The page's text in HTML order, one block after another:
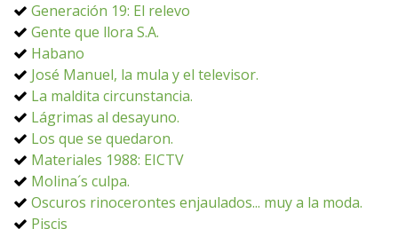
Generación 19: El relevo
Gente que llora S.A.
Habano
José Manuel, la mula y el televisor.
La maldita circunstancia.
Lágrimas al desayuno.
Los que se quedaron.
Materiales 1988: EICTV
Molina´s culpa.
Oscuros rinocerontes enjaulados... muy a la moda.
Piscis